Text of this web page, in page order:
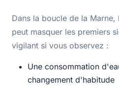
Dans la boucle de la
peut masquer les premiers
vigilant si vous observez :
Une consommation
changement d'habitude